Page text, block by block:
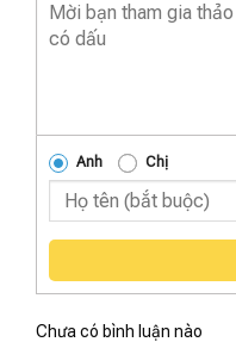
Anh Chị
Chưa có bình luận nào